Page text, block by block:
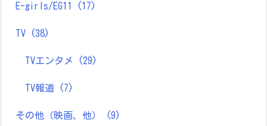
E-girls/EG11 (17)
TV (38)
TVエンタメ (29)
TV報道 (7)
その他（映画、他） (9)